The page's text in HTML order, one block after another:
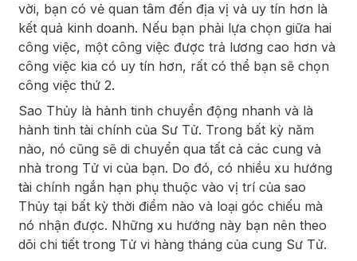
vời, bạn có vẻ quan tâm đến địa vị và uy tín hơn là
kết quả kinh doanh. Nếu bạn phải lựa chọn giữa hai
công việc, một công việc được trả lương cao hơn và
công việc kia có uy tín hơn, rất có thể bạn sẽ chọn
công việc thứ 2.
Sao Thủy là hành tinh chuyển động nhanh và là
hành tinh tài chính của Sư Tử. Trong bất kỳ năm
nào, nó cũng sẽ di chuyển qua tất cả các cung và
nhà trong Tử vi của bạn. Do đó, có nhiều xu hướng
tài chính ngắn hạn phụ thuộc vào vị trí của sao
Thủy tại bất kỳ thời điểm nào và loại góc chiếu mà
nó nhận được. Những xu hướng này bạn nên theo
dõi chi tiết trong Tử vi hàng tháng của cung Sư Tử.